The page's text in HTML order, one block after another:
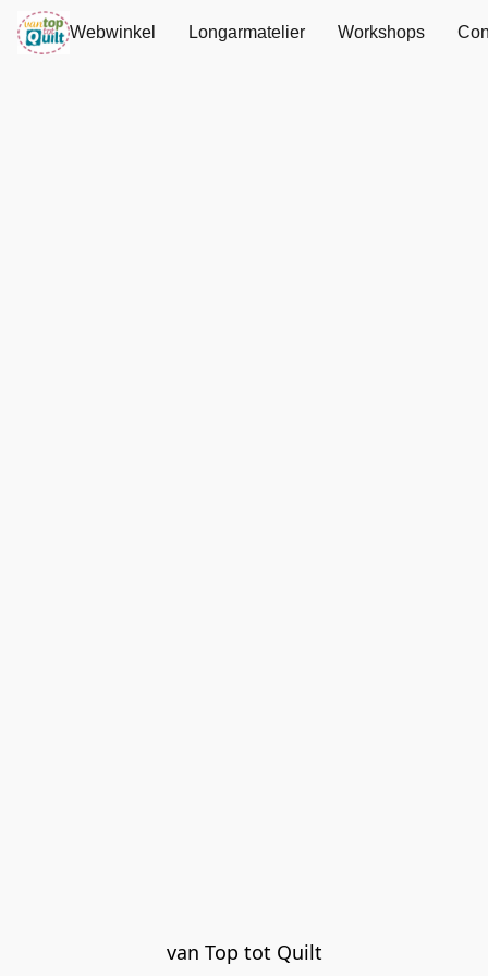
Webwinkel Longarmatelier Workshops
van Top tot Quilt